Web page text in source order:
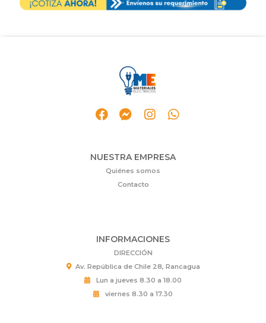
NUESTRA EMPRESA
Quiénes somos
Contacto
INFORMACIONES
DIRECCIÓN
Av. República de Chile 28, Rancagua
Lun a jueves 8.30 a 18.00
viernes 8.30 a 17.30